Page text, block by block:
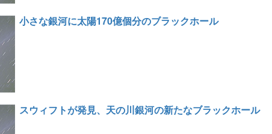
小さな銀河に太陽170億個分のブラックホール
スウィフトが発見、天の川銀河の新たなブラックホール